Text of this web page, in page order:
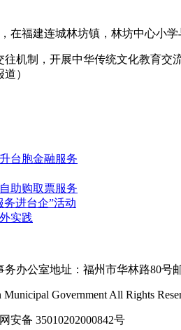
建连城林坊镇，林坊中心小学
制，开展中华传统文化教育交
）
台胞金融服务
助购取票服务
进台企”活动
实践
务办公室地址：福州市华林路80号
Government All Rights
安备 35010202000842号